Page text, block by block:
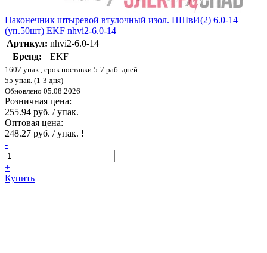
Наконечник штыревой втулочный изол. НШвИ(2) 6.0-14
(уп.50шт) EKF nhvi2-6.0-14
Артикул: nhvi2-6.0-14
Бренд:
EKF
1607 упак., срок поставки 5-7 раб. дней
55 упак. (1-3 дня)
Обновлено 05.08.2026
Розничная цена:
255.94 руб. / упак.
Оптовая цена:
248.27 руб. / упак. !
-
+
Купить